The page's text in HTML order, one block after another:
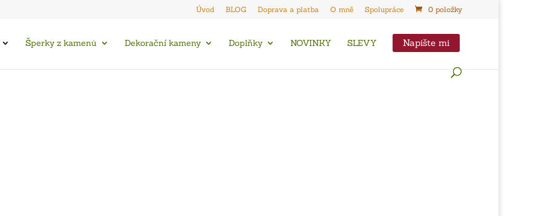
Úvod BLOG Doprava a platba O mně Spolupráce 0 položky
Šperky z kamenů Dekorační kameny Doplňky NOVINKY SLEVY Napište mi